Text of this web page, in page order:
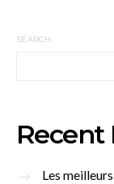
SEARCH
Recent
Les